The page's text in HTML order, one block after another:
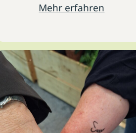
Mehr erfahren